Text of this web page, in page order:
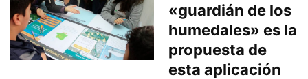
«guardián de los
humedales» es la
propuesta de
esta aplicación